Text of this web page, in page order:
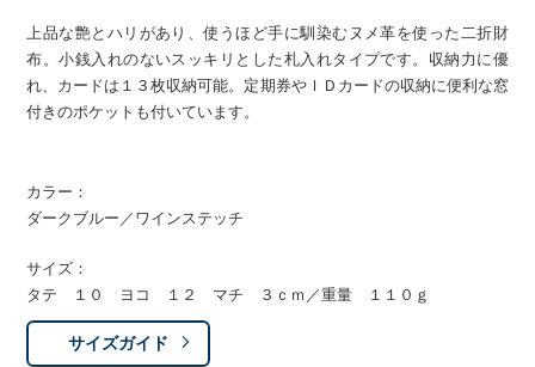
上品な艶とハリがあり、使うほど手に馴染むヌメ革を使った二折財
布。小銭入れのないスッキリとした札入れタイプです。収納力に優
れ、カードは１３枚収納可能。定期券やＩＤカードの収納に便利な窓
付きのポケットも付いています。
カラー：
ダークブルー／ワインステッチ
サイズ：
タテ １０ ヨコ １２ マチ ３ｃｍ／重量 １１０ｇ
サイズガイド